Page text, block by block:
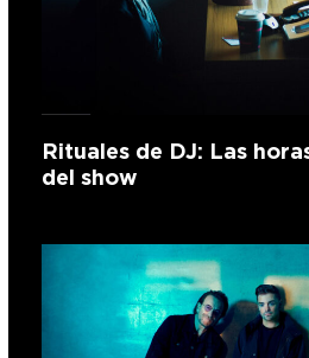
Rituales de DJ: Las
del show